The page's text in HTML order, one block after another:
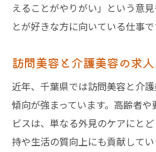
えることがやりがい」という意
とが好きな方に向いている仕事で
訪問美容と介護美容の求
近年、千葉県では訪問美容と介
傾向が強まっています。高齢者
ビスは、単なる外見のケアにと
持や生活の質向上にも貢献して